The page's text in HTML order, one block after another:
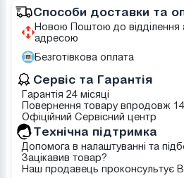
Способи доставки та
Новою Поштою до відділення
адресою
Безготівкова оплата
Сервіс та Гарантія
Гарантія 24 місяці
Повернення товару впродовж 14
Офіційний Сервісний центр
Tехнічна підтримка
Допомога в налаштуванні та
Зацікавив товар?
Наш продавець проконсультує